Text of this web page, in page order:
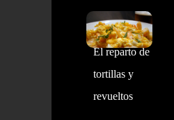
El reparto de
tortillas y
revueltos